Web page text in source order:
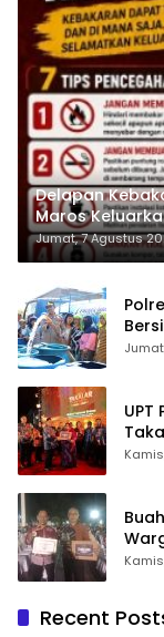
Delapan
Maros
Jumat, 7 Agustus
Air
Recent